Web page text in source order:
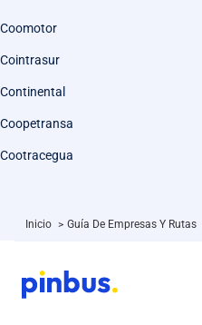
Coomotor
Cointrasur
Continental
Coopetransa
Cootracegua
Inicio > Guía De Empresas Y Rutas